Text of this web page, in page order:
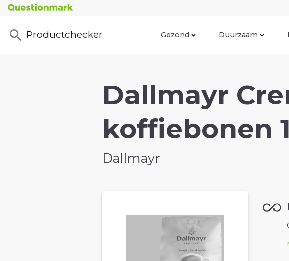
Productchecker Gezond Duurzaam
Dallmayr
koffiebonen
Dallmayr